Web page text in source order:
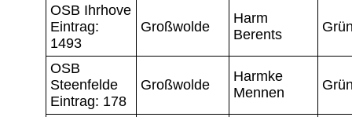
OSB Ihrhove
Eintrag:
1493
Großwolde
Harm
Berents
OSB
Steenfelde
Eintrag: 178
Großwolde
Harmke
Mennen